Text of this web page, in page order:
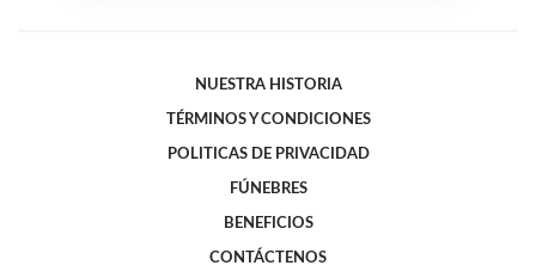
NUESTRA HISTORIA
TÉRMINOS Y CONDICIONES
POLITICAS DE PRIVACIDAD
FÚNEBRES
BENEFICIOS
CONTÁCTENOS